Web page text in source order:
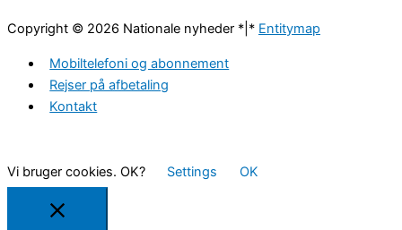
Copyright © 2026 Nationale nyheder *|* Entitymap
Mobiltelefoni og abonnement
Rejser på afbetaling
Kontakt
Vi bruger cookies. OK? Settings OK